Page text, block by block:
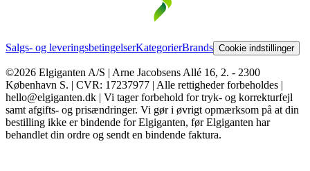
Salgs- og leveringsbetingelserKategorierBrands Cookie indstillinger
©2026 Elgiganten A/S | Arne Jacobsens Allé 16, 2. - 2300
København S. | CVR: 17237977 | Alle rettigheder forbeholdes |
hello@elgiganten.dk | Vi tager forbehold for tryk- og korrekturfejl
samt afgifts- og prisændringer. Vi gør i øvrigt opmærksom på at din
bestilling ikke er bindende for Elgiganten, før Elgiganten har
behandlet din ordre og sendt en bindende faktura.